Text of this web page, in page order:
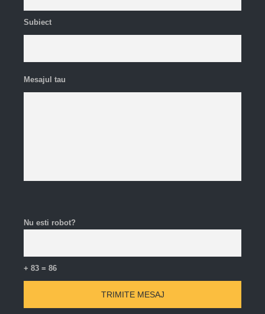
Subiect
Mesajul tau
Nu esti robot?
+ 83 = 86